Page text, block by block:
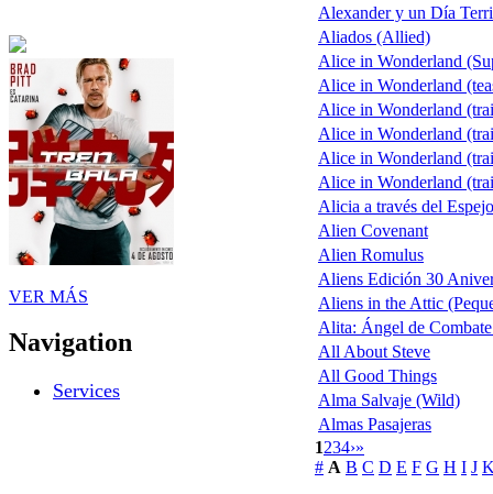
VER MÁS
Navigation
Services
Alexander y un Día
Aliados (Allied)
Alice in Wonderland
Alice in Wonderland
Alice in Wonderland
Alice in Wonderland
Alice in Wonderland
Alice in Wonderland
Alicia a través del
Alien Covenant
Alien Romulus
Aliens Edición 30
Aliens in the Attic
Alita: Ángel de
All About Steve
All Good Things
Alma Salvaje (Wild)
Almas Pasajeras
1234›»
# A B C D E F G H I J